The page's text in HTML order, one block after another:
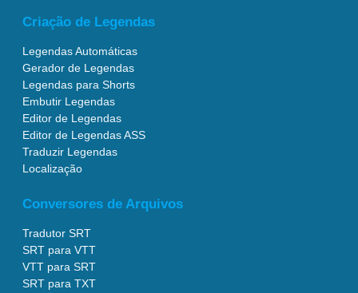
Criação de Legendas
Legendas Automáticas
Gerador de Legendas
Legendas para Shorts
Embutir Legendas
Editor de Legendas
Editor de Legendas ASS
Traduzir Legendas
Localização
Conversores de Arquivos
Tradutor SRT
SRT para VTT
VTT para SRT
SRT para TXT